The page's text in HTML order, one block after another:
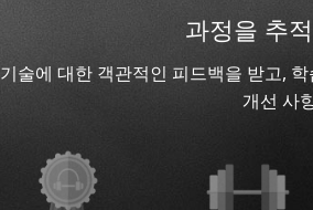
과정을 추
기술에 대한 객관적인 피드백을 받고,
개선 사